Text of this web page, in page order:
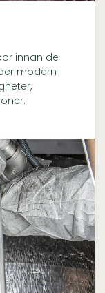
innan de
modern